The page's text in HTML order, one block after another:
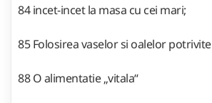
84 incet-incet la masa cu cei mari;
85 Folosirea vaselor si oalelor potrivite
88 O alimentatie „vitala“